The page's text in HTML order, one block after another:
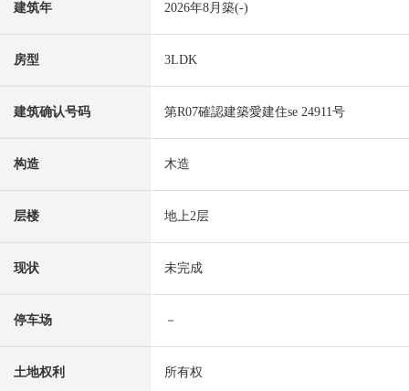
建筑年 2026年8月築(-)
房型 3LDK
建筑确认号码 第R07確認建築愛建住se 24911号
构造 木造
层楼 地上2层
现状 未完成
停车场 －
土地权利 所有权